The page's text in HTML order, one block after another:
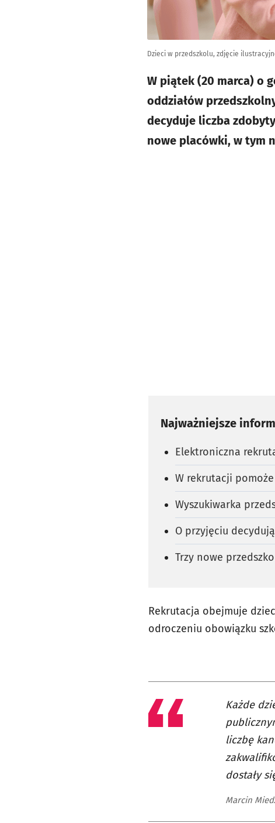
Dzieci w przedszkolu, zdjęcie
W piątek (20 marca) o
oddziałów
decyduje liczba
nowe placówki, w tym
Najważniejsze
Elektroniczna
W rekrutacji
Wyszukiwarka
O przyjęciu
Trzy nowe
Rekrutacja obejmuje
odroczeniu obowiązku
Każde
liczbę
dostały
Marcin